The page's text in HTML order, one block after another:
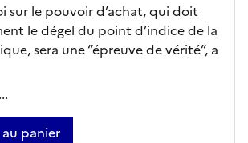
sur le pouvoir d’achat, qui doit
le dégel du point d’indice de la
sera une “épreuve de vérité”, a
panier